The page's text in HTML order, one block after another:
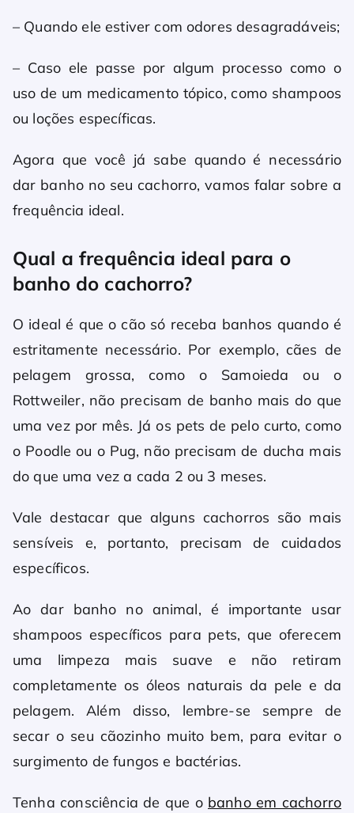
– Quando ele estiver com odores desagradáveis;
– Caso ele passe por algum processo como o
uso de um medicamento tópico, como shampoos
ou loções específicas.
Agora que você já sabe quando é necessário
dar banho no seu cachorro, vamos falar sobre a
frequência ideal.
Qual a frequência ideal para o
banho do cachorro?
O ideal é que o cão só receba banhos quando é
estritamente necessário. Por exemplo, cães de
pelagem grossa, como o Samoieda ou o
Rottweiler, não precisam de banho mais do que
uma vez por mês. Já os pets de pelo curto, como
o Poodle ou o Pug, não precisam de ducha mais
do que uma vez a cada 2 ou 3 meses.
Vale destacar que alguns cachorros são mais
sensíveis e, portanto, precisam de cuidados
específicos.
Ao dar banho no animal, é importante usar
shampoos específicos para pets, que oferecem
uma limpeza mais suave e não retiram
completamente os óleos naturais da pele e da
pelagem. Além disso, lembre-se sempre de
secar o seu cãozinho muito bem, para evitar o
surgimento de fungos e bactérias.
Tenha consciência de que o banho em cachorro